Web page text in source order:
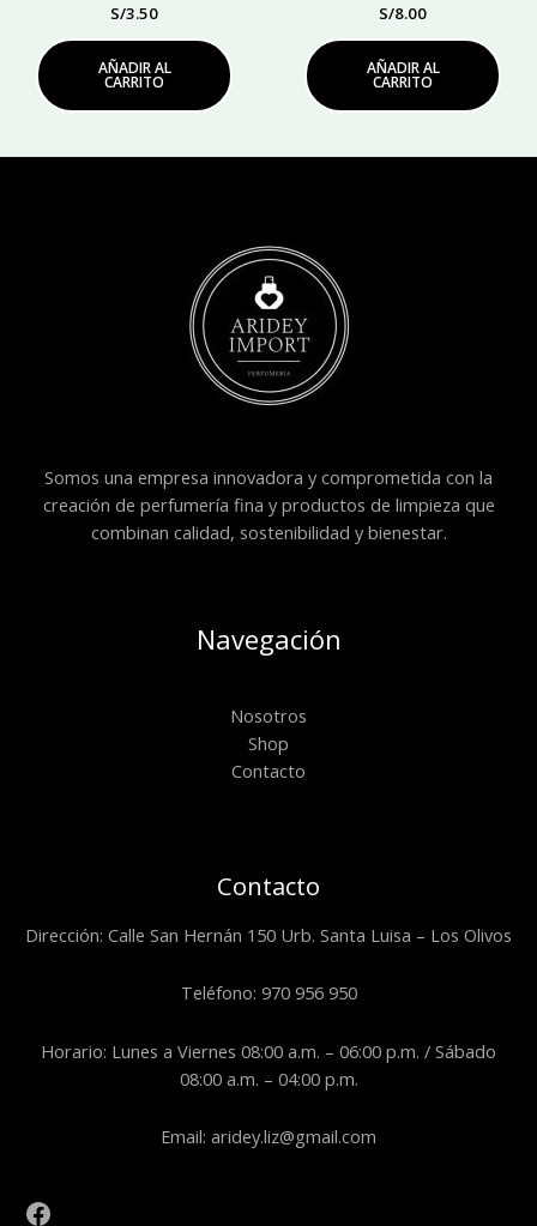
S/3.50
AÑADIR AL
CARRITO
S/8.00
AÑADIR AL
CARRITO
Somos una empresa innovadora y comprometida con la
creación de perfumería fina y productos de limpieza que
combinan calidad, sostenibilidad y bienestar.
Navegación
Nosotros
Shop
Contacto
Contacto
Dirección: Calle San Hernán 150 Urb. Santa Luisa – Los Olivos
Teléfono: 970 956 950
Horario: Lunes a Viernes 08:00 a.m. – 06:00 p.m. / Sábado
08:00 a.m. – 04:00 p.m.
Email: aridey.liz@gmail.com